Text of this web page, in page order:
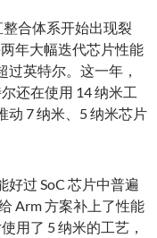
合体系开始出现裂
年大幅迭代芯片性能
英特尔。这一年，
还在使用 14 纳米工
动 7 纳米、5 纳米芯片
好过 SoC 芯片中普遍
Arm 方案补上了性能
用了 5 纳米的工艺，